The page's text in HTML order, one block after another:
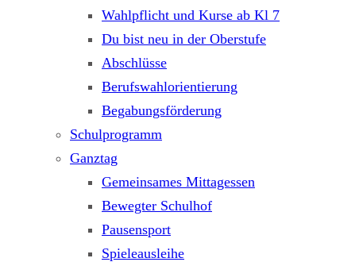
Wahlpflicht und Kurse ab Kl 7
Du bist neu in der Oberstufe
Abschlüsse
Berufswahlorientierung
Begabungsförderung
Schulprogramm
Ganztag
Gemeinsames Mittagessen
Bewegter Schulhof
Pausensport
Spieleausleihe